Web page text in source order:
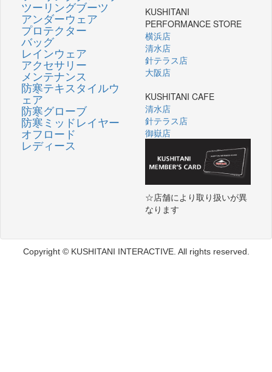
ツーリングブーツ
アンダーウェア
プロテクター
バッグ
レインウェア
アクセサリー
メンテナンス
防寒テキスタイルウ
ェア
防寒グローブ
防寒ミッドレイヤー
オフロード
レディース
KUSHITANI
PERFORMANCE STORE
横浜店
清水店
針テラス店
大阪店
KUSHITANI CAFE
清水店
針テラス店
御嶽店
☆店舗により取り扱いが異
なります
Copyright © KUSHITANI INTERACTIVE. All rights reserved.